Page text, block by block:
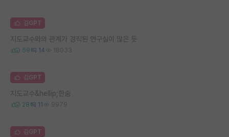
김GPT
지도교수와의 관계가 경직된 연구실이 많은 듯
59 14 18033
김GPT
지도교수&hellip;한숨
28 11 9979
김GPT